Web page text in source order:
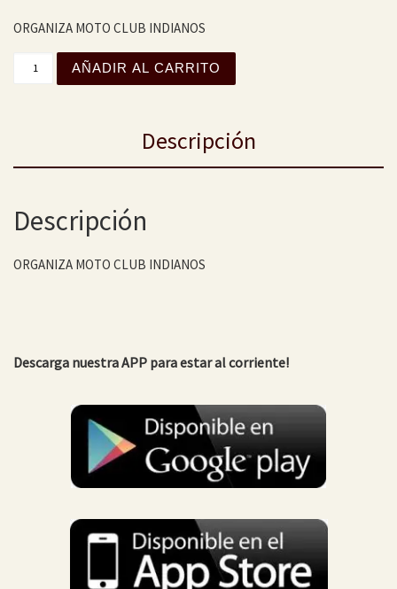
ORGANIZA MOTO CLUB INDIANOS
3 RALLY NORTE DE ESPAÑA cantidad
AÑADIR AL CARRITO
Descripción
Descripción
ORGANIZA MOTO CLUB INDIANOS
Descarga nuestra APP para estar al corriente!